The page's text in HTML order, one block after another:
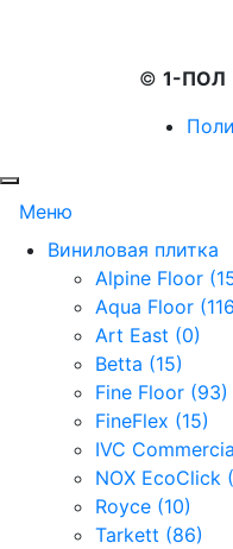
© 1-ПОЛ
Меню
Виниловая плитка
Alpine Floor
Aqua Floor
Art East (0)
Betta (15)
Fine Floor (93)
FineFlex (15)
IVC
NOX EcoClick
Royce (10)
Tarkett (86)